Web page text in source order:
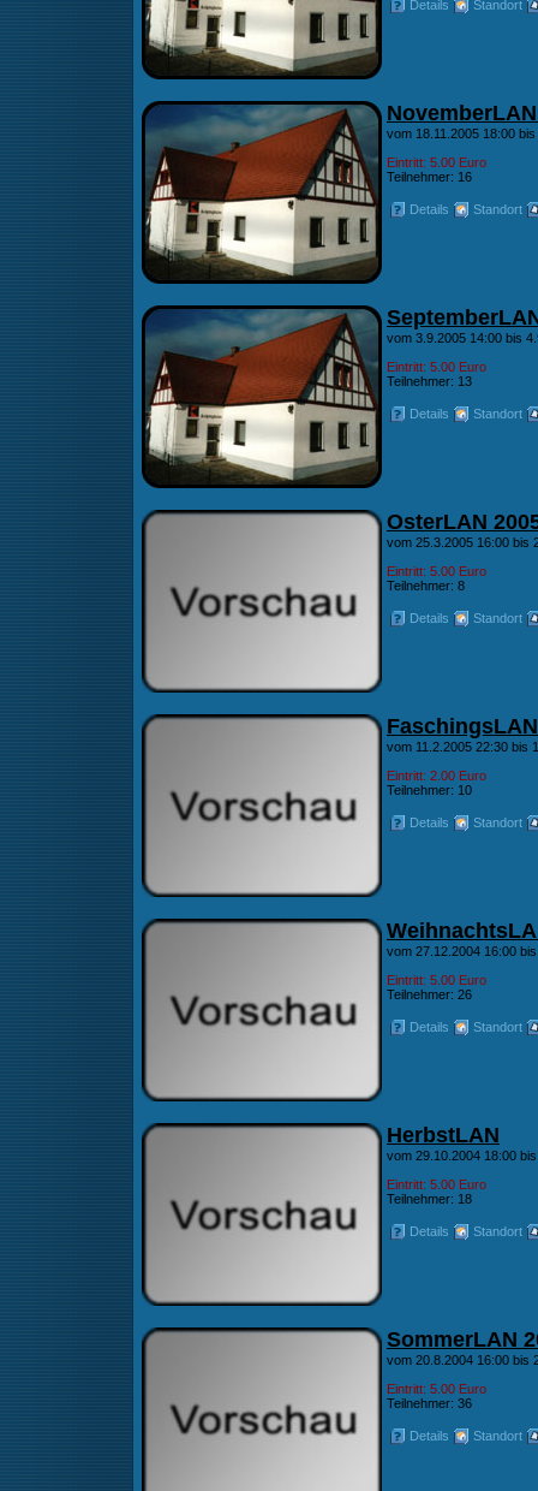
Details Standort
vom 18.11.2005 18:00
Eintritt: 5.00 Euro
Teilnehmer: 16
Details Standort
vom 3.9.2005 14:00 bis
Eintritt: 5.00 Euro
Teilnehmer: 13
Details Standort
OsterLAN
vom 25.3.2005 16:00 bis
Eintritt: 5.00 Euro
Teilnehmer: 8
Details Standort
FaschingsLAN
vom 11.2.2005 22:30 bis
Eintritt: 2.00 Euro
Teilnehmer: 10
Details Standort
vom 27.12.2004 16:00
Eintritt: 5.00 Euro
Teilnehmer: 26
Details Standort
HerbstLAN
vom 29.10.2004 18:00
Eintritt: 5.00 Euro
Teilnehmer: 18
Details Standort
SommerLAN
vom 20.8.2004 16:00 bis
Eintritt: 5.00 Euro
Teilnehmer: 36
Details Standort